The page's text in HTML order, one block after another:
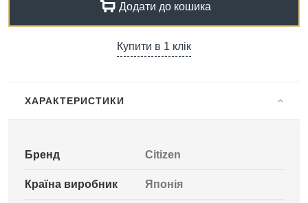
Додати до кошика
Купити в 1 клік
ХАРАКТЕРИСТИКИ
Бренд Citizen
Країна виробник Японія